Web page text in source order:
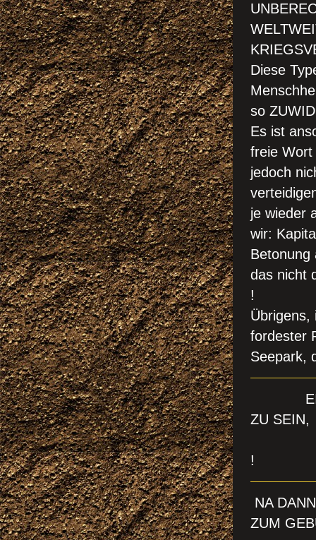
Diese
so
Es ist
freie
jedoch
je wieder
wir:
Betonung
das nicht
!
Übrigens,
fordester
Seepark,
ZU SEIN,
!
NA
ZUM